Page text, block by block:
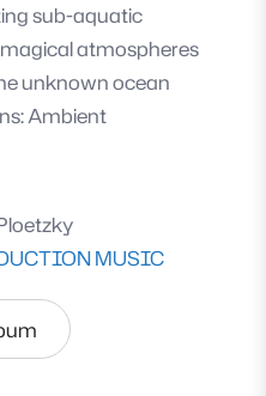
sub-aquatic
atmospheres
unknown ocean
Ambient
MUSIC